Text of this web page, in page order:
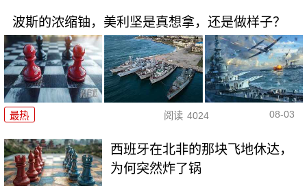
波斯的浓缩铀，美利坚是真想拿，还是做样子？
最热 阅读 4024 08-03
西班牙在北非的那块飞地休达，
为何突然炸了锅